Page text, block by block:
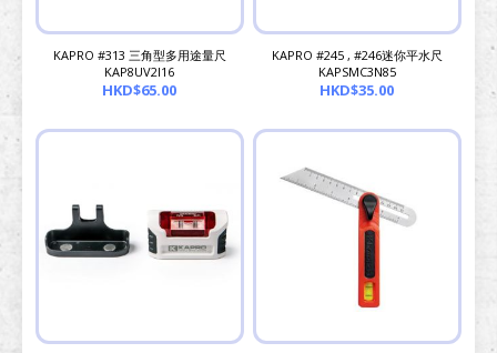
KAPRO #313 三角型多用途量尺
KAP8UV2I16
HKD$65.00
KAPRO #245 , #246迷你平水尺
KAPSMC3N85
HKD$35.00